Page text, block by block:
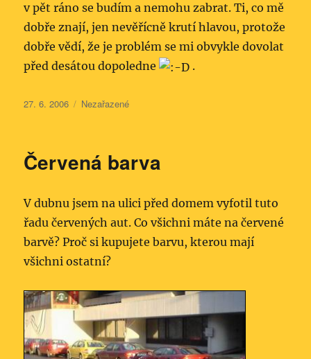
v pět ráno se budím a nemohu zabrat. Ti, co mě
dobře znají, jen nevěřícně krutí hlavou, protože
dobře vědí, že je problém se mi obvykle dovolat
před desátou dopoledne
.
Publikováno:
27. 6. 2006 Rubriky:
Nezařazené
Červená barva
V dubnu jsem na ulici před domem vyfotil tuto
řadu červených aut. Co všichni máte na červené
barvě? Proč si kupujete barvu, kterou mají
všichni ostatní?